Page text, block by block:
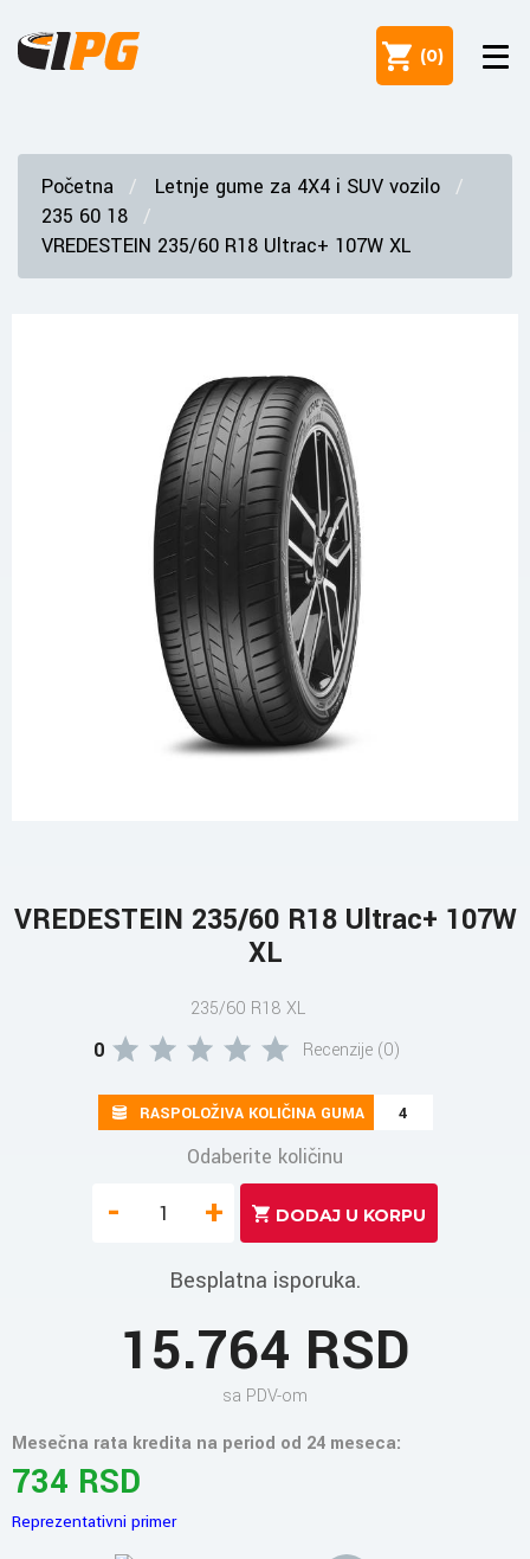
(0)
Početna
Letnje gume za 4X4 i SUV vozilo
235 60 18
VREDESTEIN 235/60 R18 Ultrac+ 107W XL
VREDESTEIN 235/60 R18 Ultrac+ 107W
XL
235/60 R18 XL
0 Recenzije (0)
RASPOLOŽIVA KOLIČINA GUMA 4
Odaberite količinu
- +
Besplatna isporuka.
15.764 RSD
sa PDV-om
Mesečna rata kredita na period od 24 meseca:
734 RSD
Reprezentativni primer